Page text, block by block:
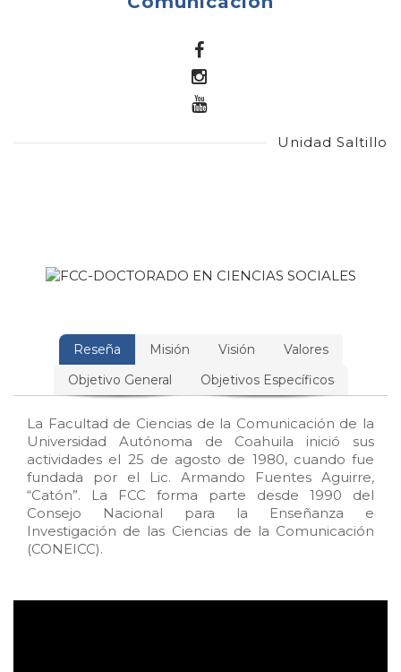
.
Unidad Saltillo
Reseña Misión Visión
Valores
Objetivo General
Objetivos Específicos
La Facultad de Ciencias de la Comunicación de la
Universidad Autónoma de Coahuila inició sus
actividades el 25 de agosto de 1980, cuando fue
fundada por el Lic. Armando Fuentes Aguirre,
“Catón”. La FCC forma parte desde 1990 del
Consejo Nacional para la Enseñanza e
Investigación de las Ciencias de la Comunicación
(CONEICC).